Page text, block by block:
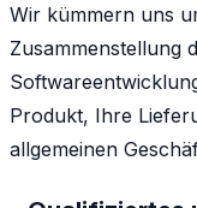
Wir kümmern uns
Zusammenstellung
Produkt, Ihre
allgemeinen